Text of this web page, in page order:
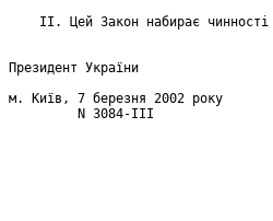
II. Цей Закон набирає
Президент України
м. Київ, 7 березня 2002 року
          N 3084-III